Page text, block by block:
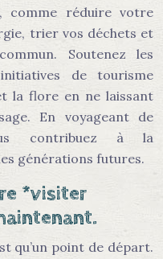
comme réduire votre
trier vos déchets et
Soutenez les
de tourisme
la flore en ne laissant
En voyageant de
contribuez à la
générations futures.
*visiter
qu’un point de départ.